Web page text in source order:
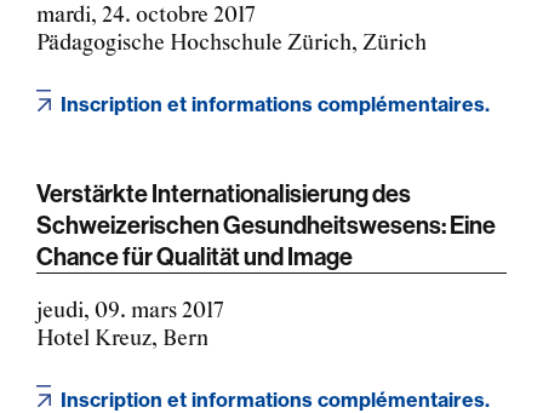
mardi, 24. octobre 2017
Pädagogische Hochschule Zürich, Zürich
Inscription et informations complémentaires.
Verstärkte Internationalisierung des
Schweizerischen Gesundheitswesens: Eine
Chance für Qualität und Image
jeudi, 09. mars 2017
Hotel Kreuz, Bern
Inscription et informations complémentaires.